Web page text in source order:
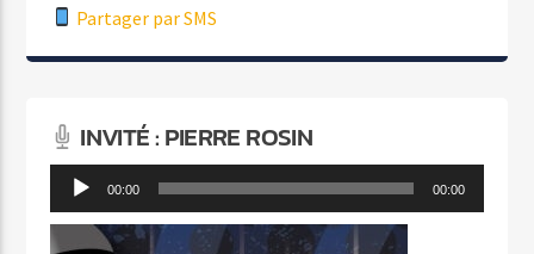
Partager par SMS
INVITÉ : PIERRE ROSIN
Lecteur
audio
00:00 00:00